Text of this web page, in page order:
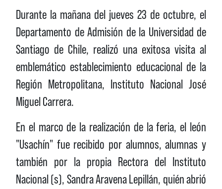
Durante la mañana del jueves 23 de octubre, el
Departamento de Admisión de la Universidad de
Santiago de Chile, realizó una exitosa visita al
emblemático establecimiento educacional de la
Región Metropolitana, Instituto Nacional José
Miguel Carrera.
En el marco de la realización de la feria, el león
"Usachín" fue recibido por alumnos, alumnas y
también por la propia Rectora del Instituto
Nacional (s), Sandra Aravena Lepillán, quién abrió